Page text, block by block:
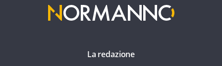
La redazione